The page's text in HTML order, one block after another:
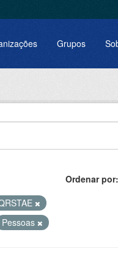
Grupos
Ordenar por
Pessoas